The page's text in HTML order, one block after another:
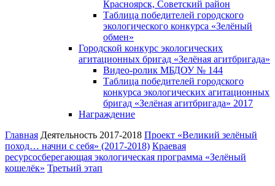
Красноярск, Советский район
Таблица победителей городского
экологического конкурса «Зелёный
обмен»
Городской конкурс экологических
агитационных бригад «Зелёная агитбригада»
Видео-ролик МБДОУ № 144
Таблица победителей городского
конкурса экологических агитационных
бригад «Зелёная агитбригада» 2017
Награждение
Главная Деятельность 2017-2018 Проект «Великий зелёный
поход… начни с себя» (2017-2018) Краевая
ресурсосберегающая экологическая программа «Зелёный
кошелёк» Третьий этап